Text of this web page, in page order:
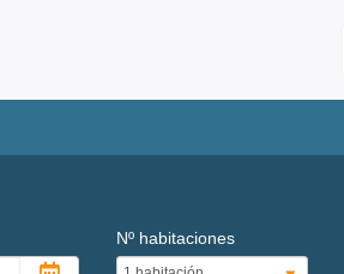
Nº habitaciones